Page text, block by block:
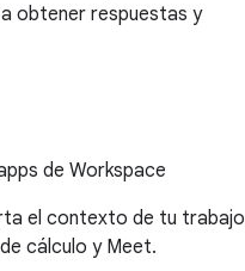
obtener respuestas y
de Workspace
el contexto de tu trabajo
cálculo y Meet.